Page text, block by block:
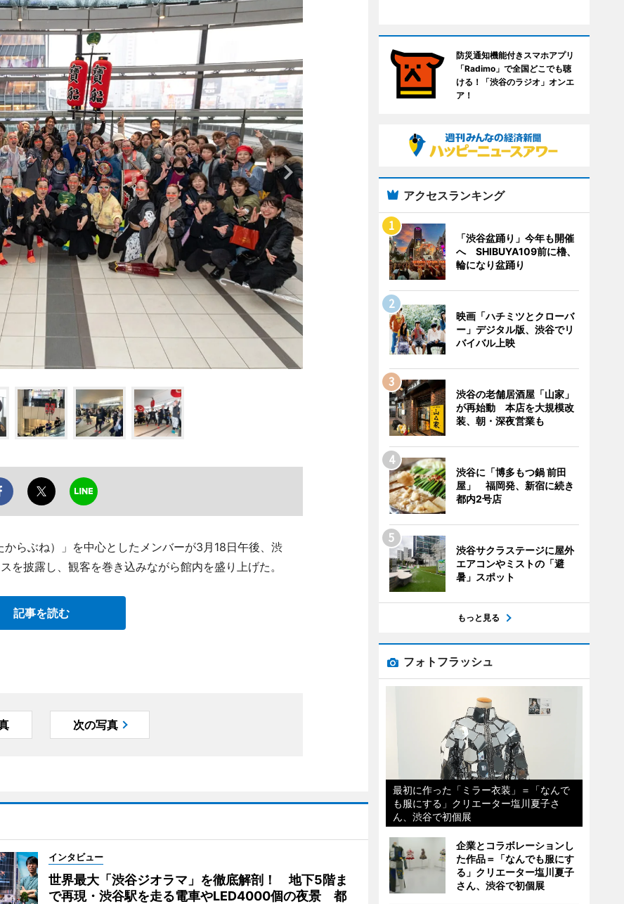
らぶね）」を中心としたメンバーが3月18日午後、渋
を披露し、観客を巻き込みながら館内を盛り上げた。
記事を読む
次の写真
インタビュー
世界最大「渋谷ジオラマ」を徹底解剖！ 地下5階ま
で再現・渋谷駅を走る電車やLED4000個の夜景 都
防災通知機能付きスマホアプリ
「Radimo」で全国どこでも聴
ける！「渋谷のラジオ」オンエ
ア！
アクセスランキング
「渋谷盆踊り」今年も開催
へ SHIBUYA109前に櫓、
輪になり盆踊り
映画「ハチミツとクローバ
ー」デジタル版、渋谷でリ
バイバル上映
渋谷の老舗居酒屋「山家」
が再始動 本店を大規模改
装、朝・深夜営業も
渋谷に「博多もつ鍋 前田
屋」 福岡発、新宿に続き
都内2号店
渋谷サクラステージに屋外
エアコンやミストの「避
暑」スポット
もっと見る
フォトフラッシュ
最初に作った「ミラー衣装」＝「なんで
も服にする」クリエーター塩川夏子さ
ん、渋谷で初個展
企業とコラボレーションし
た作品＝「なんでも服にす
る」クリエーター塩川夏子
さん、渋谷で初個展